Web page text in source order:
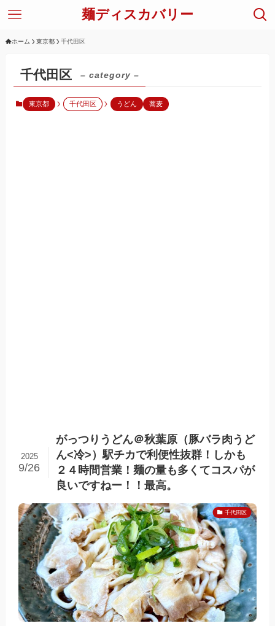
麺ディスカバリー
ホーム 東京都 千代田区
千代田区 – category –
東京都 千代田区 うどん 蕎麦
がっつりうどん＠秋葉原（豚バラ肉うど
ん<冷>）駅チカで利便性抜群！しかも
２４時間営業！麺の量も多くてコスパが
良いですねー！！最高。
2025
9/26
千代田区